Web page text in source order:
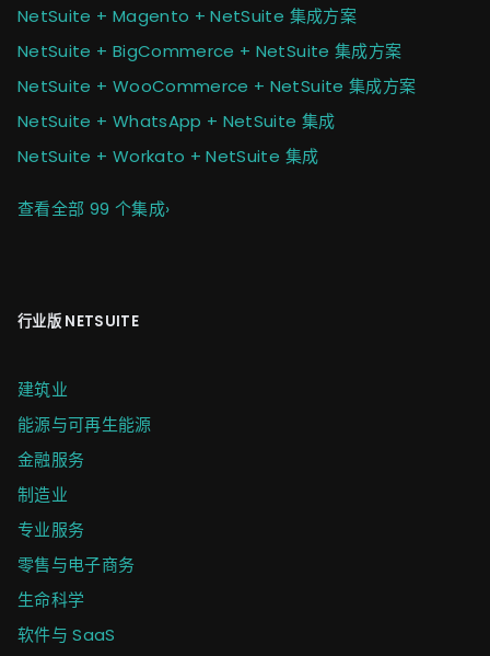
NetSuite + Magento + NetSuite 集成方案
NetSuite + BigCommerce + NetSuite 集成方案
NetSuite + WooCommerce + NetSuite 集成方案
NetSuite + WhatsApp + NetSuite 集成
NetSuite + Workato + NetSuite 集成
查看全部 99 个集成›
行业版 NETSUITE
建筑业
能源与可再生能源
金融服务
制造业
专业服务
零售与电子商务
生命科学
软件与 SaaS